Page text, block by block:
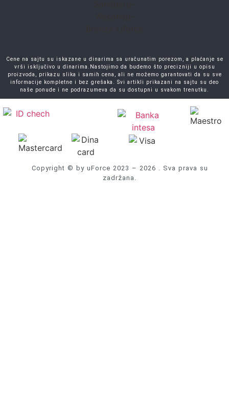
Cene na sajtu su iskazane u dinarima sa uračunatim porezom, a plaćanje se
vrši isključivo u dinarima.Nastojimo da budemo što precizniji u opisu
proizvoda, prikazu slika i samih cena, ali ne možemo garantovati da su sve
informacije kompletne i bez grešaka. Svi artikli prikazani na sajtu su deo
naše ponude i ne podrazumeva da su dostupni u svakom trenutku.
Copyright © by uForce 2023 – 2026 . Sva prava su
zadržana.